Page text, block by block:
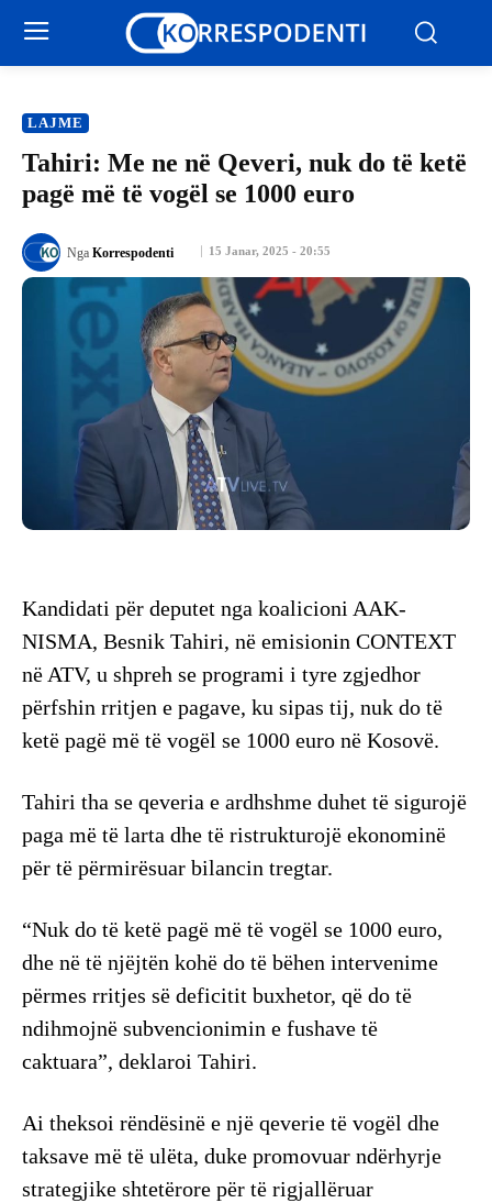
LAJME
Tahiri: Me ne në Qeveri, nuk do të ketë
pagë më të vogël se 1000 euro
15 Janar, 2025 - 20:55
Nga Korrespodenti
Kandidati për deputet nga koalicioni AAK-
NISMA, Besnik Tahiri, në emisionin CONTEXT
në ATV, u shpreh se programi i tyre zgjedhor
përfshin rritjen e pagave, ku sipas tij, nuk do të
ketë pagë më të vogël se 1000 euro në Kosovë.
Tahiri tha se qeveria e ardhshme duhet të sigurojë
paga më të larta dhe të ristrukturojë ekonominë
për të përmirësuar bilancin tregtar.
“Nuk do të ketë pagë më të vogël se 1000 euro,
dhe në të njëjtën kohë do të bëhen intervenime
përmes rritjes së deficitit buxhetor, që do të
ndihmojnë subvencionimin e fushave të
caktuara”, deklaroi Tahiri.
Ai theksoi rëndësinë e një qeverie të vogël dhe
taksave më të ulëta, duke promovuar ndërhyrje
strategjike shtetërore për të rigjallëruar